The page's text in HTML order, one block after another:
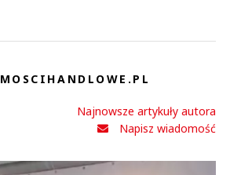
Najnowsze artykuły autora
Napisz wiadomość